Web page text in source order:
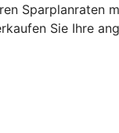
Sparplanraten
Sie Ihre